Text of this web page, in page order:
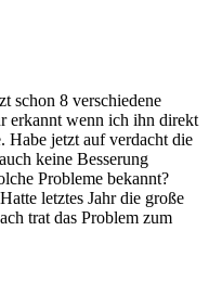
schon 8 verschiedene
erkannt wenn ich ihn direkt
Habe jetzt auf verdacht die
keine Besserung
Probleme bekannt?
letztes Jahr die große
trat das Problem zum